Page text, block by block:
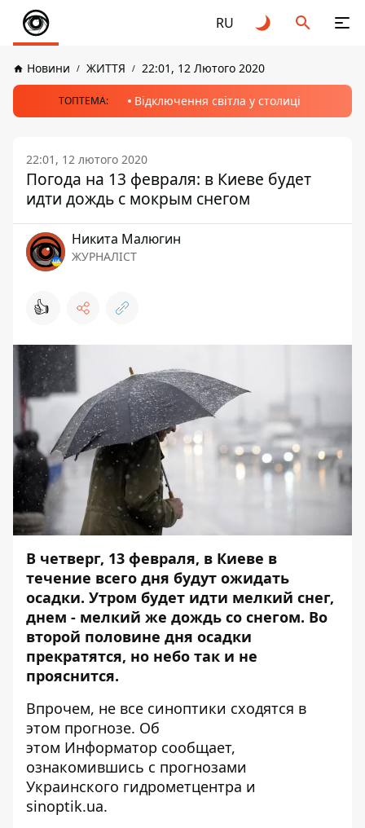
RU
Новини ЖИТТЯ 22:01, 12 Лютого 2020
ТОПТЕМА: Відключення світла у столиці
22:01, 12 лютого 2020
Погода на 13 февраля: в Киеве будет
идти дождь с мокрым снегом
Никита Малюгин
ЖУРНАЛІСТ
👍
В четверг, 13 февраля, в Киеве в
течение всего дня будут ожидать
осадки. Утром будет идти мелкий снег,
днем - мелкий же дождь со снегом. Во
второй половине дня осадки
прекратятся, но небо так и не
прояснится.
Впрочем, не все синоптики сходятся в
этом прогнозе. Об
этом Информатор сообщает,
ознакомившись с прогнозами
Украинского гидрометцентра и
sinoptik.ua.